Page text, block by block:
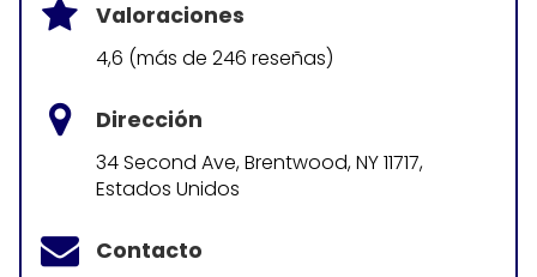
Valoraciones
4,6 (más de 246 reseñas)
Dirección
34 Second Ave, Brentwood, NY 11717,
Estados Unidos
Contacto